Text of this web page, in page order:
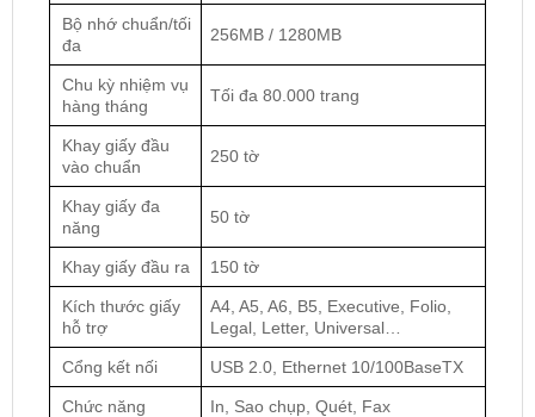
Bộ nhớ chuẩn/tối
đa
256MB / 1280MB
Chu kỳ nhiệm vụ
hàng tháng
Tối đa 80.000 trang
Khay giấy đầu
vào chuẩn
250 tờ
Khay giấy đa
năng
50 tờ
Khay giấy đầu ra 150 tờ
Kích thước giấy
hỗ trợ
A4, A5, A6, B5, Executive, Folio,
Legal, Letter, Universal…
Cổng kết nối USB 2.0, Ethernet 10/100BaseTX
Chức năng In, Sao chụp, Quét, Fax